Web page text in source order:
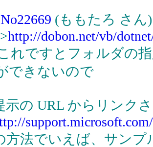
No22669 (ももたろ さん
http://dobon.net/vb/
れですとフォルダの
できないので
示の URL からリンク
方法でいえば、サンプ